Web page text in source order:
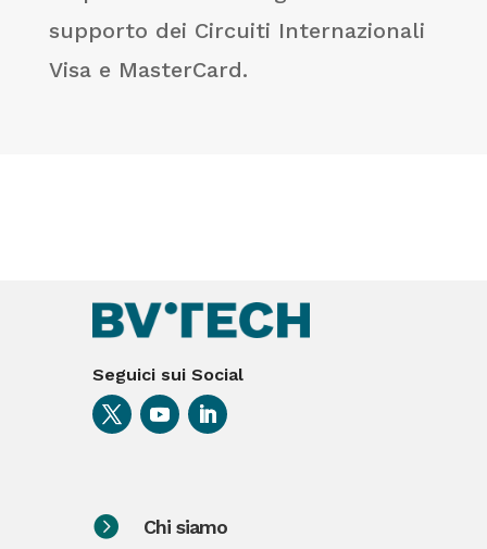
supporto dei Circuiti Internazionali
Visa e MasterCard.
Seguici sui Social
 Chi siamo